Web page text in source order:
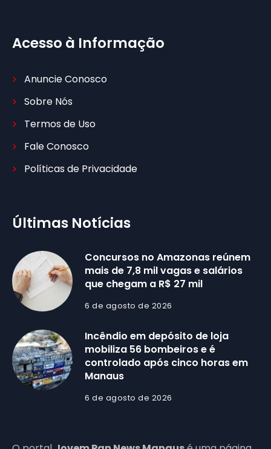
Acesso à Informação
Anuncie Conosco
Sobre Nós
Termos de Uso
Fale Conosco
Políticas de Privacidade
Últimas Notícias
Concursos no Amazonas reúnem
mais de 7,8 mil vagas e salários
que chegam a R$ 27 mil
6 de agosto de 2026
Incêndio em depósito de loja
mobiliza 56 bombeiros e é
controlado após cinco horas em
Manaus
6 de agosto de 2026